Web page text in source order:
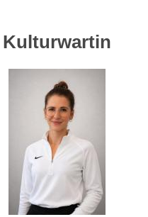
Kulturwartin